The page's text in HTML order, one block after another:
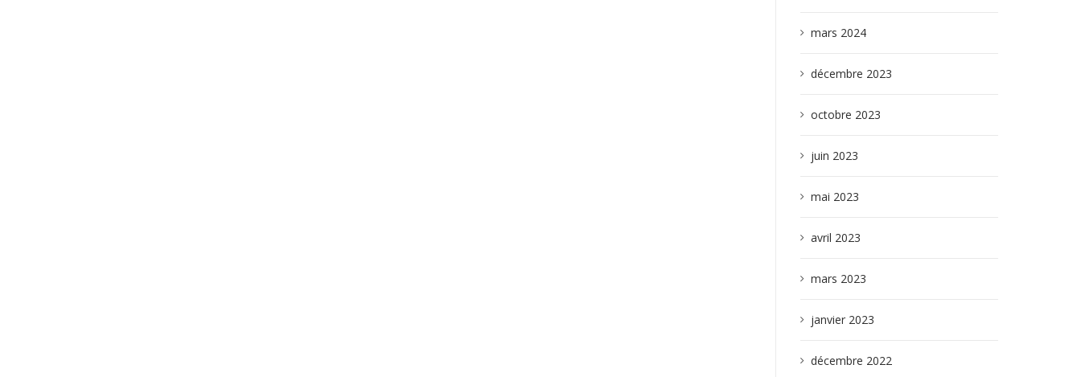
mars 2024
décembre 2023
octobre 2023
juin 2023
mai 2023
avril 2023
mars 2023
janvier 2023
décembre 2022